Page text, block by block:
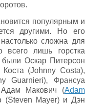
популярным и
другими. Но его
сложна для
всего лишь горстка
Оскар Питерсон
(Johnny Costa),
Guarnieri), Франсуа
Адам Макович (Adam
(Steven Mayer) и Дэн